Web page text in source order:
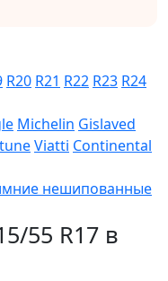
R20 R21 R22 R23 R24
Michelin Gislaved
Viatti Continental
нешипованные
55 R17 в